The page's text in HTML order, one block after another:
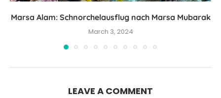
Marsa Alam: Schnorchelausflug nach Marsa Mubarak
March 3, 2024
LEAVE A COMMENT